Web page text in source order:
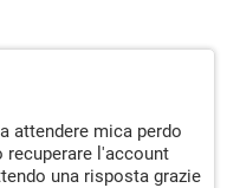
attendere mica perdo
l'account
una risposta grazie